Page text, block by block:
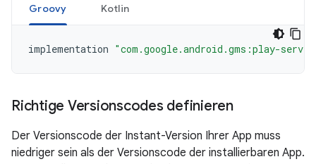
Groovy Kotlin
implementation "com.google.android.gms:play-
Richtige Versionscodes definieren
Der Versionscode der Instant-Version Ihrer App muss
niedriger sein als der Versionscode der installierbaren App.